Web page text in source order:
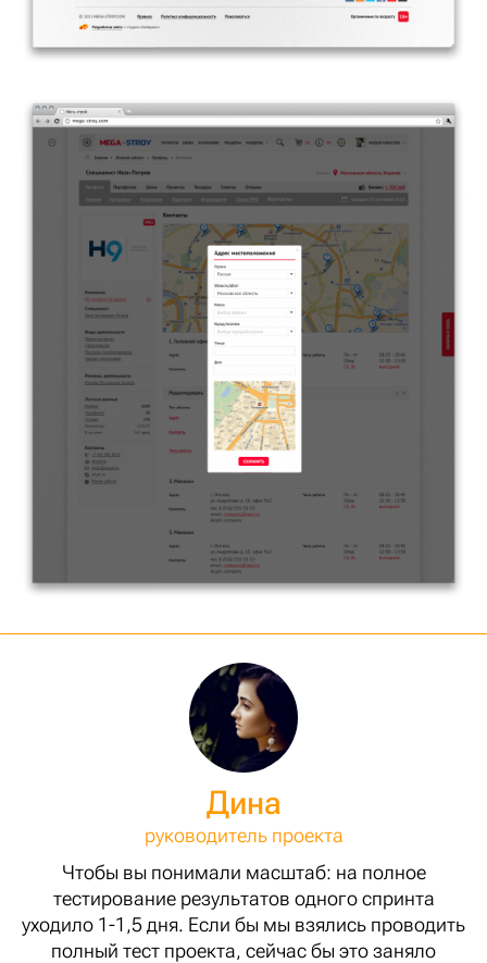
Дина
руководитель проекта
Чтобы вы понимали масштаб: на полное
тестирование результатов одного спринта
уходило 1-1,5 дня. Если бы мы взялись проводить
полный тест проекта, сейчас бы это заняло